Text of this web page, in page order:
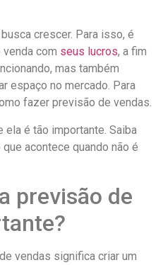
crescer. Para isso, é
com seus lucros, a fim
mas também
espaço no mercado. Para
fazer previsão de vendas.
ela é tão importante. Saiba
acontece quando não é
previsão de
vendas significa criar um